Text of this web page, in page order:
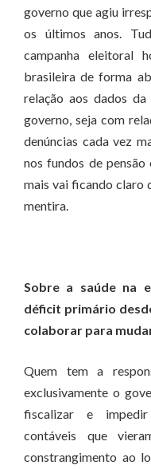
governo que agiu
os últimos anos.
campanha eleitoral
brasileira de forma
relação aos dados
governo, seja com
denúncias cada vez
nos fundos de
mais vai ficando claro
mentira.
Sobre a saúde na
déficit primário
colaborar para
Quem tem a
exclusivamente o
fiscalizar e impedir
contáveis que
constrangimento ao